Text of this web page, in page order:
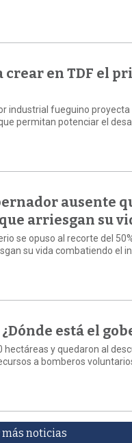
en TDF el
industrial fueguino
permitan potenciar el
ausente
arriesgan su
se opuso al recorte del
su vida combatiendo el
está el
hectáreas y quedaron al
a bomberos
noticias